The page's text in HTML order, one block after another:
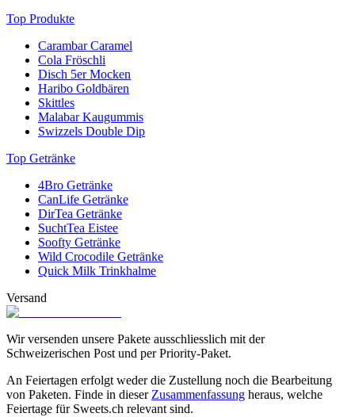
Top Produkte
Carambar Caramel
Cola Fröschli
Disch 5er Mocken
Haribo Goldbären
Skittles
Malabar Kaugummis
Swizzels Double Dip
Top Getränke
4Bro Getränke
CanLife Getränke
DirTea Getränke
SuchtTea Eistee
Soofty Getränke
Wild Crocodile Getränke
Quick Milk Trinkhalme
Versand
Wir versenden unsere Pakete ausschliesslich mit der
Schweizerischen Post und per Priority-Paket.
An Feiertagen erfolgt weder die Zustellung noch die Bearbeitung
von Paketen. Finde in dieser Zusammenfassung heraus, welche
Feiertage für Sweets.ch relevant sind.